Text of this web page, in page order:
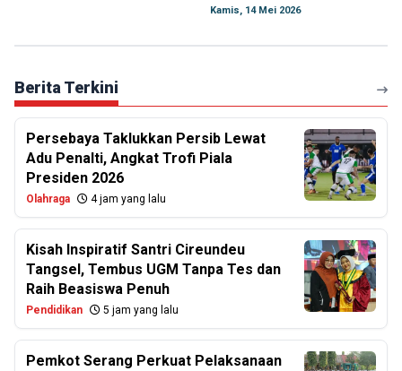
Kamis, 14 Mei 2026
Berita Terkini
Persebaya Taklukkan Persib Lewat
Adu Penalti, Angkat Trofi Piala
Presiden 2026
Olahraga 4 jam yang lalu
Kisah Inspiratif Santri Cireundeu
Tangsel, Tembus UGM Tanpa Tes dan
Raih Beasiswa Penuh
Pendidikan 5 jam yang lalu
Pemkot Serang Perkuat Pelaksanaan